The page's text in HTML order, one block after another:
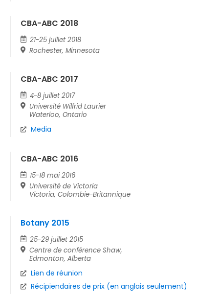
CBA-ABC 2018
21-25 juillet 2018
Rochester, Minnesota
CBA-ABC 2017
4-8 juillet 2017
Université Wilfrid Laurier
Waterloo, Ontario
Media
CBA-ABC 2016
15-18 mai 2016
Université de Victoria
Victoria, Colombie-Britannique
Botany 2015
25-29 juillet 2015
Centre de conférence Shaw,
Edmonton, Alberta
Lien de réunion
Récipiendaires de prix (en anglais seulement)